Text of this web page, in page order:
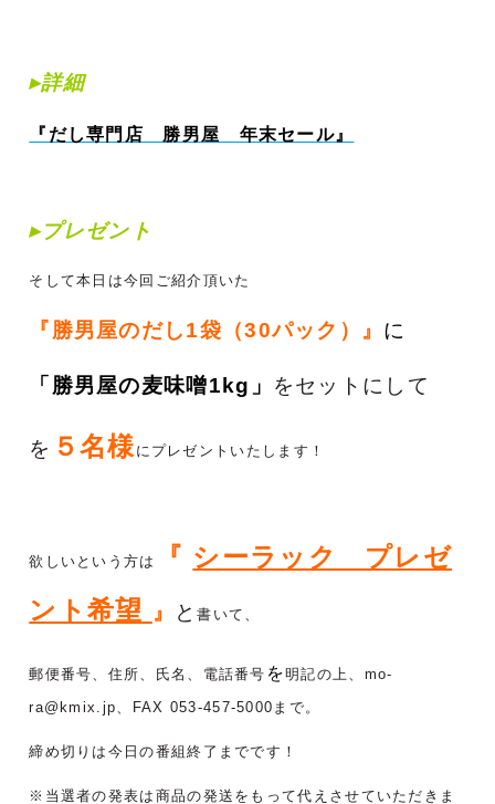
▸詳細
『だし専門店 勝男屋 年末セール 』
▸プレゼント
そして本日は今回ご紹介頂いた
『勝男屋のだし1袋（30パック） 』 に
「勝男屋の麦味噌1kg」 をセットにして
を ５名様 にプレゼントいたします！
欲しいという方は 『 シーラック プレゼ
ント希望
』 と書いて、
郵便番号、住所、氏名、電話番号 を明記の上、mo-
ra@kmix.jp、FAX 053-457-5000まで。
締め切りは今日の番組終了までです！
※当選者の発表は商品の発送をもって代えさせていただきま